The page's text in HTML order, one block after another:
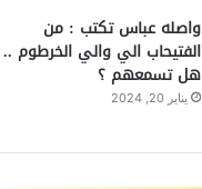
واصله عباس تكتب : من
الفتيحاب الي والي الخرطوم ..
هل تسمعهم ؟
يناير 20, 2024